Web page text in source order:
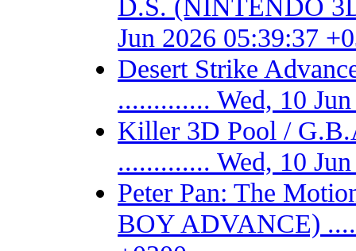
D.S. (NINTENDO
Jun 2026 05:39:37
Desert Strike
............. Wed, 10
Killer 3D Pool /
............. Wed, 10
Peter Pan: The
BOY ADVANCE)